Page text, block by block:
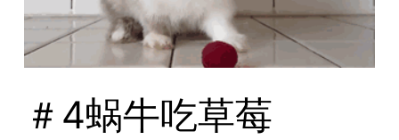
＃4蜗牛吃草莓